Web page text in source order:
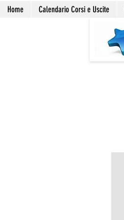
Home Calendario Corsi e Uscite